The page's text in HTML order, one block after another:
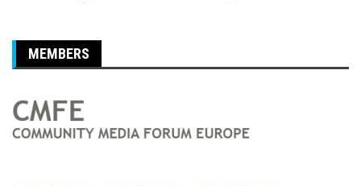
MEMBERS